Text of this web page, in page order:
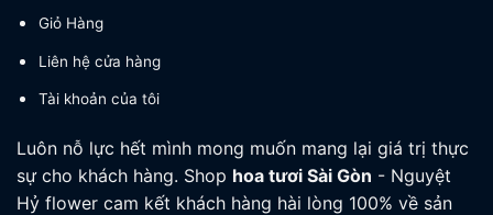
Giỏ Hàng
Liên hệ cửa hàng
Tài khoản của tôi
Luôn nỗ lực hết mình mong muốn mang lại giá trị thực
sự cho khách hàng. Shop hoa tươi Sài Gòn - Nguyệt
Hỷ flower cam kết khách hàng hài lòng 100% về sản